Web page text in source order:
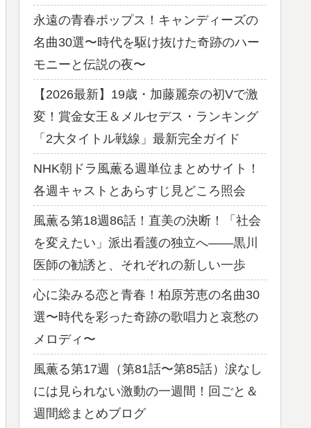
永遠の青春ポップス！キャンディーズの
名曲30選〜時代を駆け抜けた奇跡のハー
モニーと伝説の夜〜
【2026最新】19歳・加藤麗奈の初Vで激
変！賞金女王＆メルセデス・ランキング
「2大タイトル戦線」最新完全ガイド
NHK朝ドラ風薫る週単位まとめサイト！
各週キャストとあらすじ見どころ照会
風薫る第18週86話！直美の決断！「社会
を変えたい」派出看護の独立へ——黒川
医師の勧誘と、それぞれの新しい一歩
心に染みる恋と青春！柏原芳恵の名曲30
選〜時代を彩った奇跡の歌唱力と哀愁の
メロディ〜
風薫る第17週（第81話〜第85話）涙なし
には見られない激動の一週間！回ごと＆
週間総まとめブログ